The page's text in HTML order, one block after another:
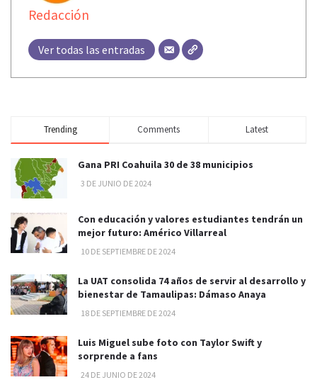
Redacción
Ver todas las entradas
Trending Comments Latest
Gana PRI Coahuila 30 de 38 municipios
3 DE JUNIO DE 2024
Con educación y valores estudiantes tendrán un
mejor futuro: Américo Villarreal
10 DE SEPTIEMBRE DE 2024
La UAT consolida 74 años de servir al desarrollo y
bienestar de Tamaulipas: Dámaso Anaya
18 DE SEPTIEMBRE DE 2024
Luis Miguel sube foto con Taylor Swift y
sorprende a fans
24 DE JUNIO DE 2024